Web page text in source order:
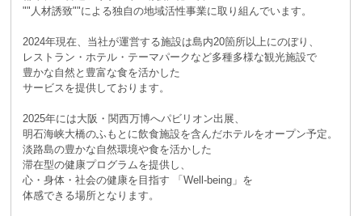
""人材誘致""による独自の地域活性事業に取り組んでいます。
2024年現在、当社が運営する施設は島内20箇所以上にのぼり、
レストラン・ホテル・テーマパークなど多種多様な観光施設で
豊かな自然と豊富な食を活かした
サービスを提供しております。
2025年には大阪・関西万博へパビリオン出展、
明石海峡大橋のふもとに飲食施設を含んだホテルをオープン予定。
淡路島の豊かな自然環境や食を活かした
滞在型の健康プログラムを提供し、
心・身体・社会の健康を目指す 「Well-being」を
体感できる場所となります。